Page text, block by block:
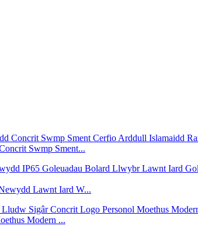
Swmp Sment...
Lawnt Iard W...
Modern ...